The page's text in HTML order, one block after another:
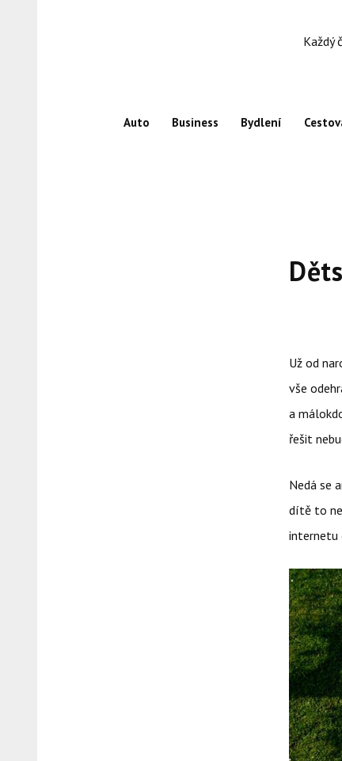
Každý
Auto Business Bydlení
Už od
vše
a
řešit
Nedá se
dítě to
internetu